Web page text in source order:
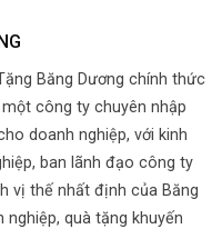
Băng Dương chính thức
công ty chuyên nhập
doanh nghiệp, với kinh
ban lãnh đạo công ty
vị thế nhất định của Băng
quà tặng khuyến